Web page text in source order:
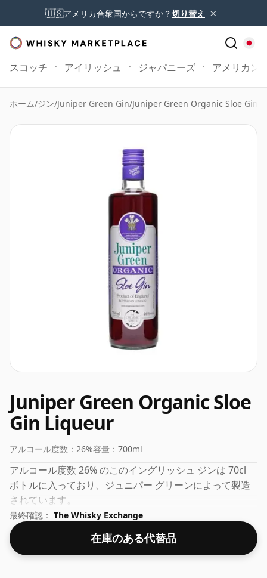
🇺🇸アメリカ合衆国からですか？切り替え ×
スコッチ アイリッシュ ジャパニーズ アメリカン
ホーム/ジン/Juniper Green Gin/Juniper Green Organic Sloe Gin
Juniper Green Organic Sloe
Gin Liqueur
アルコール度数： 26%容量： 700ml
アルコール度数 26% のこのイングリッシュ ジンは 70cl
ボトルに入っており、ジュニパー グリーンによって製造
されています。
最終確認： The Whisky Exchange
在庫のある代替品